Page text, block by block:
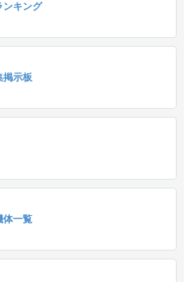
ンキング
掲示板
体一覧